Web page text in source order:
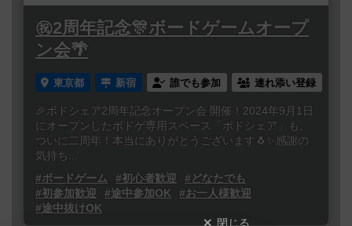
㊗️2周年記念🎊ボードゲームオープ
ン会🌴
東京都 新宿 誰でも参加 連れ添い登録
🎉ボドシェア2周年記念オープン会 開催！2024年9月1日
にオープンしたボドゲ専用スペース「ボドシェア」も、
ついに二周年！本当にありがとうございます🐧✨感謝の
気持ち...
#ボードゲーム
#初心者歓迎
#どなたでも
#初参加歓迎
#途中参加OK
#お一人様歓迎
#途中抜けOK
閉じる